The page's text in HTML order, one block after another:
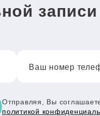
записи
Ваш номер
Отправляя, Вы
политикой